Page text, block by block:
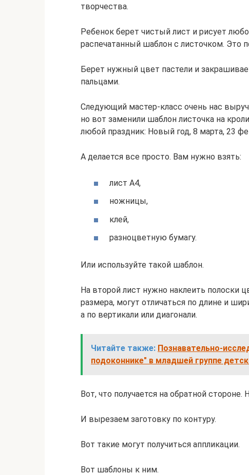
творчества.
Ребенок берет чистый лист и рисует
распечатанный шаблон с листочком. Это
Берет нужный цвет пастели и
пальцами.
Следующий мастер-класс очень нас
но вот заменили шаблон листочка на
любой праздник: Новый год, 8 марта, 23
А делается все просто. Вам нужно взять:
лист А4,
ножницы,
клей,
разноцветную бумагу.
Или используйте такой шаблон.
На второй лист нужно наклеить полоски
размера, могут отличаться по длине и
а по вертикали или диагонали.
Читайте также: Познавательно-
подоконнике" в младшей группе
Вот, что получается на обратной стороне.
И вырезаем заготовку по контуру.
Вот такие могут получиться аппликации.
Вот шаблоны к ним.